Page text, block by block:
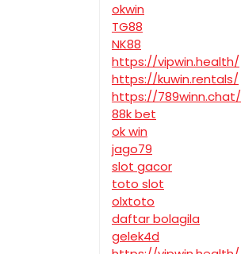
okwin
TG88
NK88
https://vipwin.health/
https://kuwin.rentals/
https://789winn.chat/
88k bet
ok win
jago79
slot gacor
toto slot
olxtoto
daftar bolagila
gelek4d